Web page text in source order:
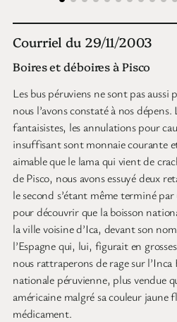
Courriel du 29/11/2003
Boires et déboires à Pisco
Les bus péruviens ne sont pas aussi
nous l’avons constaté à nos
fantaisistes, les annulations pour
insuffisant sont monnaie courante
aimable que le lama qui vient de
de Pisco, nous avons essuyé deux
le second s’étant même terminé
pour découvrir que la boisson
la ville voisine d’Ica, devant son
l’Espagne qui, lui, figurait en
nous rattraperons de rage sur l’Inca
nationale péruvienne, plus vendue
américaine malgré sa couleur jaune
médicament.